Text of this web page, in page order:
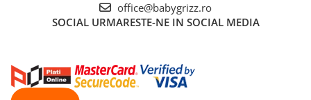
office@babygrizz.ro
SOCIAL URMARESTE-NE IN SOCIAL MEDIA